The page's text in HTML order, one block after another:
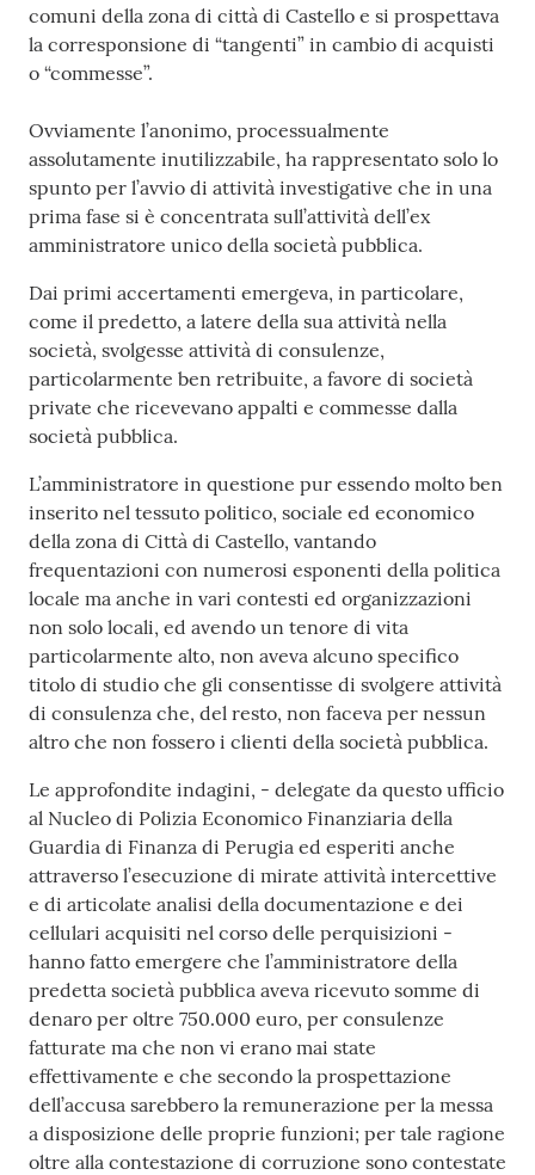
comuni della zona di città di Castello e si prospettava
la corresponsione di “tangenti” in cambio di acquisti
o “commesse”.
Ovviamente l’anonimo, processualmente
assolutamente inutilizzabile, ha rappresentato solo lo
spunto per l’avvio di attività investigative che in una
prima fase si è concentrata sull’attività dell’ex
amministratore unico della società pubblica.
Dai primi accertamenti emergeva, in particolare,
come il predetto, a latere della sua attività nella
società, svolgesse attività di consulenze,
particolarmente ben retribuite, a favore di società
private che ricevevano appalti e commesse dalla
società pubblica.
L’amministratore in questione pur essendo molto ben
inserito nel tessuto politico, sociale ed economico
della zona di Città di Castello, vantando
frequentazioni con numerosi esponenti della politica
locale ma anche in vari contesti ed organizzazioni
non solo locali, ed avendo un tenore di vita
particolarmente alto, non aveva alcuno specifico
titolo di studio che gli consentisse di svolgere attività
di consulenza che, del resto, non faceva per nessun
altro che non fossero i clienti della società pubblica.
Le approfondite indagini, - delegate da questo ufficio
al Nucleo di Polizia Economico Finanziaria della
Guardia di Finanza di Perugia ed esperiti anche
attraverso l’esecuzione di mirate attività intercettive
e di articolate analisi della documentazione e dei
cellulari acquisiti nel corso delle perquisizioni -
hanno fatto emergere che l’amministratore della
predetta società pubblica aveva ricevuto somme di
denaro per oltre 750.000 euro, per consulenze
fatturate ma che non vi erano mai state
effettivamente e che secondo la prospettazione
dell’accusa sarebbero la remunerazione per la messa
a disposizione delle proprie funzioni; per tale ragione
oltre alla contestazione di corruzione sono contestate